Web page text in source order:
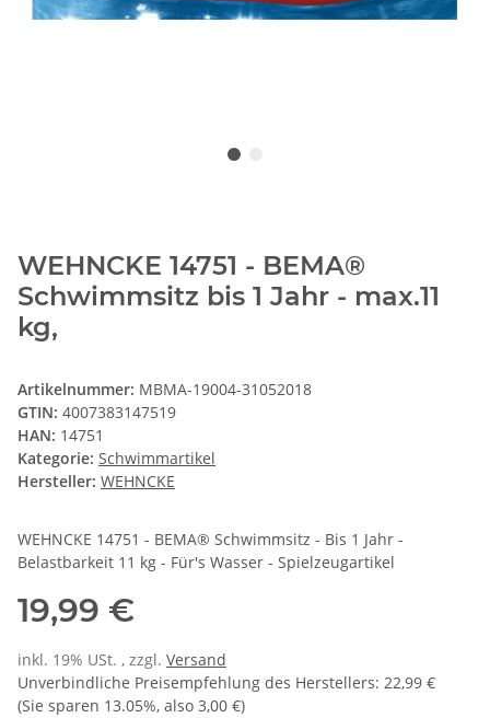
WEHNCKE 14751 - BEMA®
Schwimmsitz bis 1 Jahr - max.11
kg,
Artikelnummer: MBMA-19004-31052018
GTIN: 4007383147519
HAN: 14751
Kategorie: Schwimmartikel
Hersteller: WEHNCKE
WEHNCKE 14751 - BEMA® Schwimmsitz - Bis 1 Jahr -
Belastbarkeit 11 kg - Für's Wasser - Spielzeugartikel
19,99 €
inkl. 19% USt. , zzgl. Versand
Unverbindliche Preisempfehlung des Herstellers: 22,99 €
(Sie sparen 13.05%, also 3,00 €)